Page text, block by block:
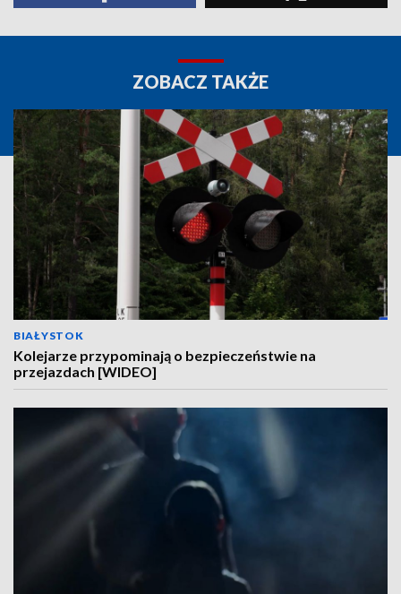
ZOBACZ TAKŻE
BIAŁYSTOK
Kolejarze przypominają o bezpieczeństwie na
przejazdach [WIDEO]